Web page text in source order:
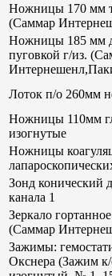
Ножницы 170 мм
(Саммар
Ножницы 185 мм д/
пуговкой г/из.
Лоток п/о 260мм
Ножницы 110мм
изогнутые
Ножницы
Зонд конический
канала 1
Зеркало
(Саммар
Зажимы:
Окснера (Зажим